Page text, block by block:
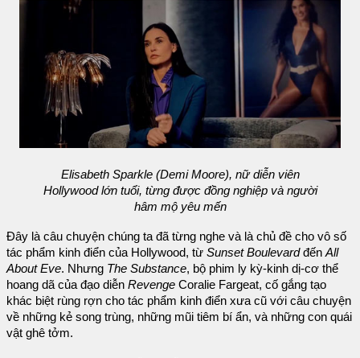
Elisabeth Sparkle (Demi Moore), nữ diễn viên
Hollywood lớn tuổi, từng được đồng nghiệp và người
hâm mộ yêu mến
Đây là câu chuyện chúng ta đã từng nghe và là chủ đề cho vô số
tác phẩm kinh điển của Hollywood, từ Sunset BoulevardđếnAll
About Eve. Nhưng The Substance, bộ phim ly kỳ-kinh dị-cơ thể
hoang dã của đạo diễn Revenge Coralie Fargeat, cố gắng tạo
khác biệt rùng rợn cho tác phẩm kinh điển xưa cũ với câu chuyện
về những kẻ song trùng, những mũi tiêm bí ẩn, và những con quái
vật ghê tởm.